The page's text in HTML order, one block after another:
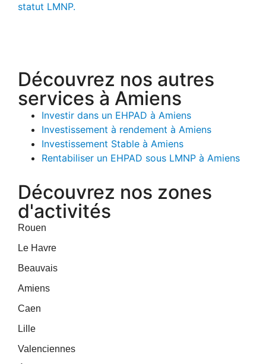
statut LMNP.
Découvrez nos autres
services à Amiens
Investir dans un EHPAD à Amiens
Investissement à rendement à Amiens
Investissement Stable à Amiens
Rentabiliser un EHPAD sous LMNP à Amiens
Découvrez nos zones
d'activités
Rouen
Le Havre
Beauvais
Amiens
Caen
Lille
Valenciennes